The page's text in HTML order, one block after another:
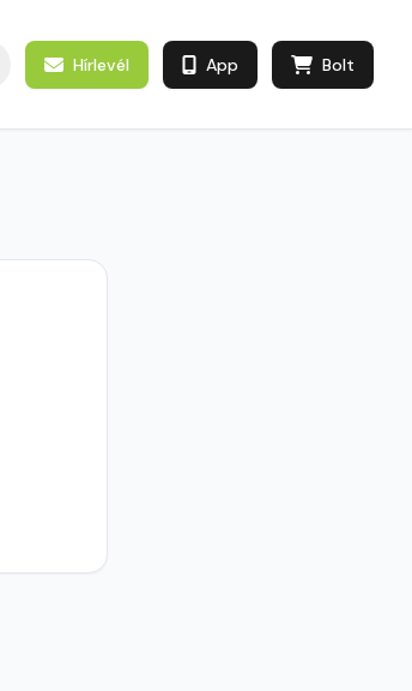
Hírlevél App Bolt